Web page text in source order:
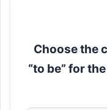
2. Choose
“to be” for